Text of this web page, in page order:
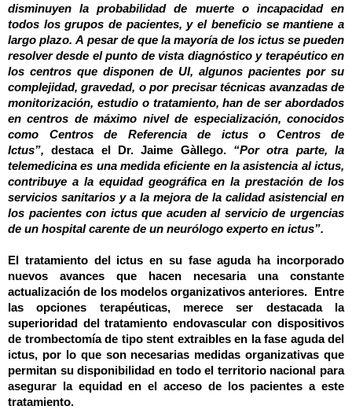
disminuyen la probabilidad de muerte o incapacidad en
todos los grupos de pacientes, y el beneficio se mantiene a
largo plazo.A pesar de que la mayoría de los ictus se pueden
resolver desde el punto de vista diagnóstico y terapéutico en
los centros que disponen de UI, algunos pacientes por su
complejidad, gravedad, o por precisar técnicas avanzadas de
monitorización, estudio o tratamiento, han de ser abordados
en centros de máximo nivel de especialización, conocidos
como Centros de Referencia de ictus o Centros de
Ictus”, destaca el Dr. Jaime Gàllego. “Por otra parte, la
telemedicina es una medida eficiente en la asistencia al ictus,
contribuye a la equidad geográfica en la prestación de los
servicios sanitarios y a la mejora de la calidad asistencial en
los pacientes con ictus que acuden al servicio de urgencias
de un hospital carente de un neurólogo experto en ictus”.
El tratamiento del ictus en su fase aguda ha incorporado
nuevos avances que hacen necesaria una constante
actualización de los modelos organizativos anteriores. Entre
las opciones terapéuticas, merece ser destacada la
superioridad del tratamiento endovascular con dispositivos
de trombectomía de tipo stent extraibles en la fase aguda del
ictus, por lo que son necesarias medidas organizativas que
permitan su disponibilidad en todo el territorio nacional para
asegurar la equidad en el acceso de los pacientes a este
tratamiento.